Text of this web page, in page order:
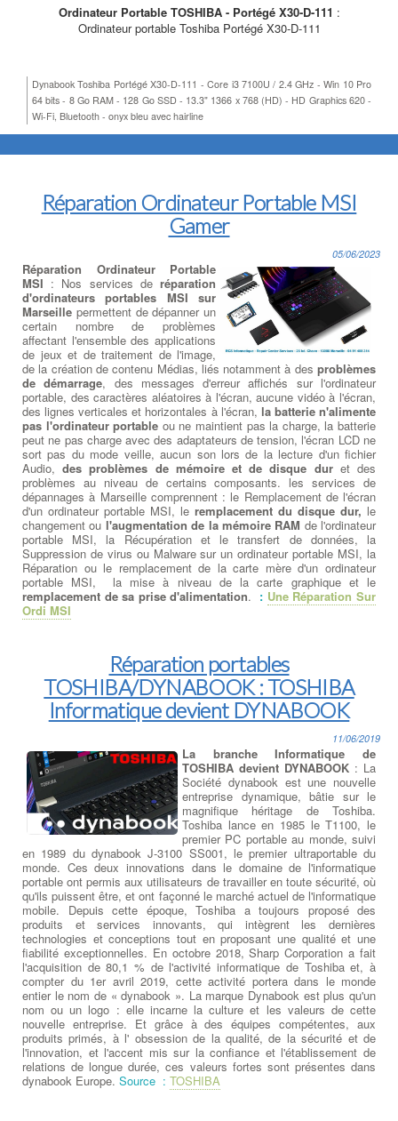
Ordinateur Portable TOSHIBA - Portégé X30-D-111 :
Ordinateur portable Toshiba Portégé X30-D-111
Dynabook Toshiba Portégé X30-D-111 - Core i3 7100U / 2.4 GHz - Win 10 Pro
64 bits - 8 Go RAM - 128 Go SSD - 13.3" 1366 x 768 (HD) - HD Graphics 620 -
Wi-Fi, Bluetooth - onyx bleu avec hairline
Réparation Ordinateur Portable MSI
Gamer
05/06/2023
Réparation Ordinateur Portable
MSI : Nos services de réparation
d'ordinateurs portables MSI sur
Marseille permettent de dépanner un
certain nombre de problèmes
affectant l'ensemble des applications
de jeux et de traitement de l'image,
de la création de contenu Médias, liés notamment à des problèmes
de démarrage, des messages d'erreur affichés sur l'ordinateur
portable, des caractères aléatoires à l'écran, aucune vidéo à l'écran,
des lignes verticales et horizontales à l'écran, la batterie n'alimente
pas l'ordinateur portable ou ne maintient pas la charge, la batterie
peut ne pas charge avec des adaptateurs de tension, l'écran LCD ne
sort pas du mode veille, aucun son lors de la lecture d'un fichier
Audio,des problèmes de mémoire et de disque duret des
problèmes au niveau de certains composants. les services de
dépannages à Marseille comprennent : le Remplacement de l'écran
d'un ordinateur portable MSI, le remplacement du disque dur, le
changement ou l'augmentation de la mémoire RAM de l'ordinateur
portable MSI, la Récupération et le transfert de données, la
Suppression de virus ou Malware sur un ordinateur portable MSI, la
Réparation ou le remplacement de la carte mère d'un ordinateur
portable MSI, la mise à niveau de la carte graphique et le
remplacement de sa prise d'alimentation. : Une Réparation Sur
Ordi MSI
Réparation portables
TOSHIBA/DYNABOOK : TOSHIBA
Informatique devient DYNABOOK
11/06/2019
La branche Informatique de
TOSHIBA devient DYNABOOK : La
Société dynabook est une nouvelle
entreprise dynamique, bâtie sur le
magnifique héritage de Toshiba.
Toshiba lance en 1985 le T1100, le
premier PC portable au monde, suivi
en 1989 du dynabook J-3100 SS001, le premier ultraportable du
monde. Ces deux innovations dans le domaine de l'informatique
portable ont permis aux utilisateurs de travailler en toute sécurité, où
qu'ils puissent être, et ont façonné le marché actuel de l'informatique
mobile. Depuis cette époque, Toshiba a toujours proposé des
produits et services innovants, qui intègrent les dernières
technologies et conceptions tout en proposant une qualité et une
fiabilité exceptionnelles. En octobre 2018, Sharp Corporation a fait
l'acquisition de 80,1 % de l'activité informatique de Toshiba et, à
compter du 1er avril 2019, cette activité portera dans le monde
entier le nom de « dynabook ». La marque Dynabook est plus qu'un
nom ou un logo : elle incarne la culture et les valeurs de cette
nouvelle entreprise. Et grâce à des équipes compétentes, aux
produits primés, à l' obsession de la qualité, de la sécurité et de
l'innovation, et l'accent mis sur la confiance et l'établissement de
relations de longue durée, ces valeurs fortes sont présentes dans
dynabook Europe. Source : TOSHIBA